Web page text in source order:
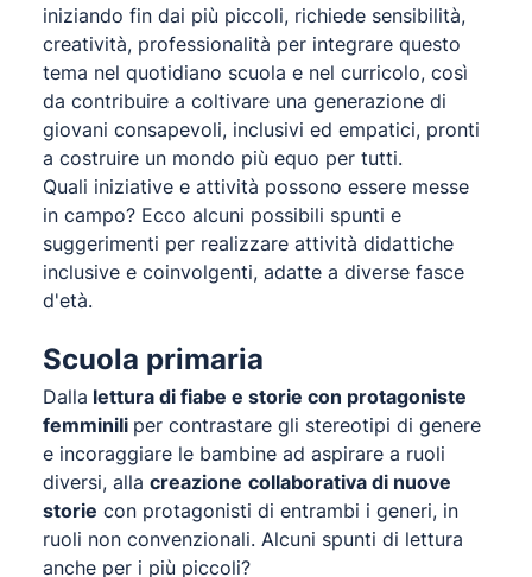
iniziando fin dai più piccoli, richiede sensibilità,
creatività, professionalità per integrare questo
tema nel quotidiano scuola e nel curricolo, così
da contribuire a coltivare una generazione di
giovani consapevoli, inclusivi ed empatici, pronti
a costruire un mondo più equo per tutti.
Quali iniziative e attività possono essere messe
in campo? Ecco alcuni possibili spunti e
suggerimenti per realizzare attività didattiche
inclusive e coinvolgenti, adatte a diverse fasce
d'età.
Scuola primaria
Dalla lettura di fiabe e storie con protagoniste
femminili per contrastare gli stereotipi di genere
e incoraggiare le bambine ad aspirare a ruoli
diversi, alla creazione collaborativa di nuove
storie con protagonisti di entrambi i generi, in
ruoli non convenzionali. Alcuni spunti di lettura
anche per i più piccoli?